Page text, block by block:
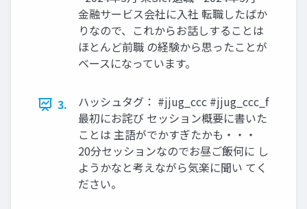
金融サービス会社に入社 転職したばか
りなので、これからお話しすることは
ほとんど前職 の経験から思ったことが
ベースになっています。
3.
ハッシュタグ： #jjug_ccc #jjug_ccc_f
最初にお詫び セッション概要に書いた
ことは 主語がでかすぎたかも・・・
20分セッションなのでお昼ご飯何に し
ようかなと考えながら気楽に聞い てく
ださい。